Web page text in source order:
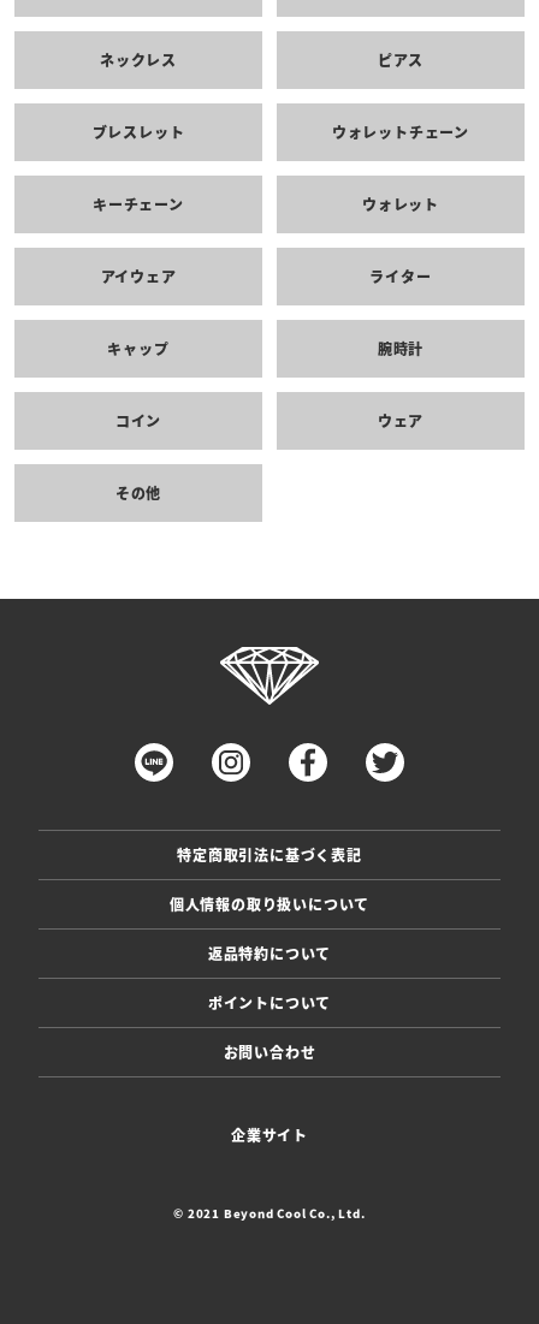
ネックレス ピアス
ブレスレット ウォレットチェーン
キーチェーン ウォレット
アイウェア ライター
キャップ 腕時計
コイン ウェア
その他
特定商取引法に基づく表記
個人情報の取り扱いについて
返品特約について
ポイントについて
お問い合わせ
企業サイト
© 2021 Beyond Cool Co., Ltd.